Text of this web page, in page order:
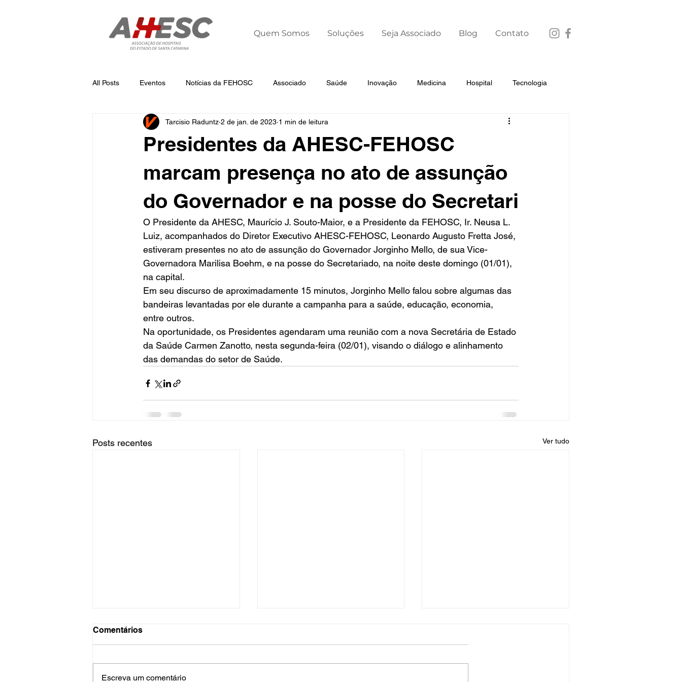
Quem Somos Soluções Seja Associado Blog Contato
All Posts Eventos Notícias da FEHOSC Associado Saúde Inovação Medicina Hospital Tecnologia
Notícias da AHESC Liderança Dia Mundial da Prematuridade
Presidentes da AHESC-FEHOSC
marcam presença no ato de assunção
do Governador e na posse do Secretari
Tarcisio Raduntz 2 de jan. de 2023 1 min de leitura
O Presidente da AHESC, Maurício J. Souto-Maior, e a Presidente da FEHOSC, Ir. Neusa L.
Luiz, acompanhados do Diretor Executivo AHESC-FEHOSC, Leonardo Augusto Fretta José,
estiveram presentes no ato de assunção do Governador Jorginho Mello, de sua Vice-
Governadora Marilisa Boehm, e na posse do Secretariado, na noite deste domingo (01/01),
na capital.
Em seu discurso de aproximadamente 15 minutos, Jorginho Mello falou sobre algumas das
bandeiras levantadas por ele durante a campanha para a saúde, educação, economia,
entre outros.
Na oportunidade, os Presidentes agendaram uma reunião com a nova Secretária de Estado
da Saúde Carmen Zanotto, nesta segunda-feira (02/01), visando o diálogo e alinhamento
das demandas do setor de Saúde.
Posts recentes Ver tudo
Comentários
Escreva um comentário